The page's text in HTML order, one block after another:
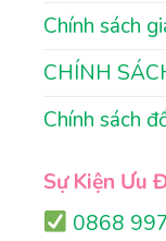
Chính sách
CHÍNH
Chính sách
Sự Kiện Ưu
0868